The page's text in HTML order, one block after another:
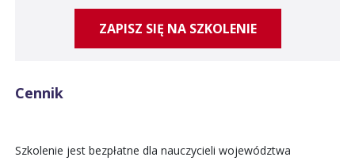
ZAPISZ SIĘ NA SZKOLENIE
Cennik
Szkolenie jest bezpłatne dla nauczycieli województwa